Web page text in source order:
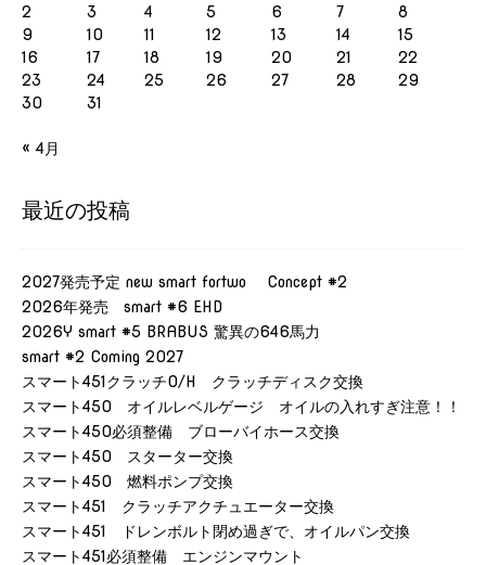
2
3 4 5 6 7
8
9
10 11 12 13 14
15
16
17 18 19 20 21
22
23
24 25 26 27 28
29
30
31
« 4月
最近の投稿
2027発売予定 new smart fortwo Concept #2
2026年発売 smart #6 EHD
2026Y smart #5 BRABUS 驚異の646馬力
smart #2 Coming 2027
スマート451クラッチO/H クラッチディスク交換
スマート450 オイルレベルゲージ オイルの入れすぎ注意！！
スマート450必須整備 ブローバイホース交換
スマート450 スターター交換
スマート450 燃料ポンプ交換
スマート451 クラッチアクチュエーター交換
スマート451 ドレンボルト閉め過ぎで、オイルパン交換
スマート451必須整備 エンジンマウント